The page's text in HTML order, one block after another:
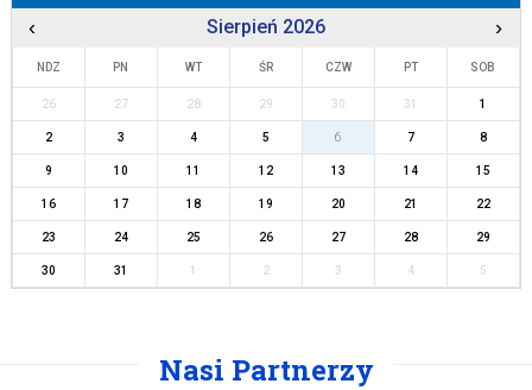
‹ Sierpień 2026 ›
NDZ PN WT ŚR CZW PT SOB
26 27 28 29 30 31 1
2 3 4 5 6 7 8
9 10 11 12 13 14 15
16 17 18 19 20 21 22
23 24 25 26 27 28 29
30 31 2 3 4 5
Nasi Partnerzy